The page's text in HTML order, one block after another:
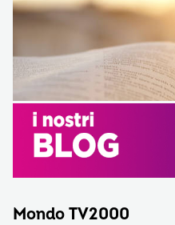
Mondo TV2000